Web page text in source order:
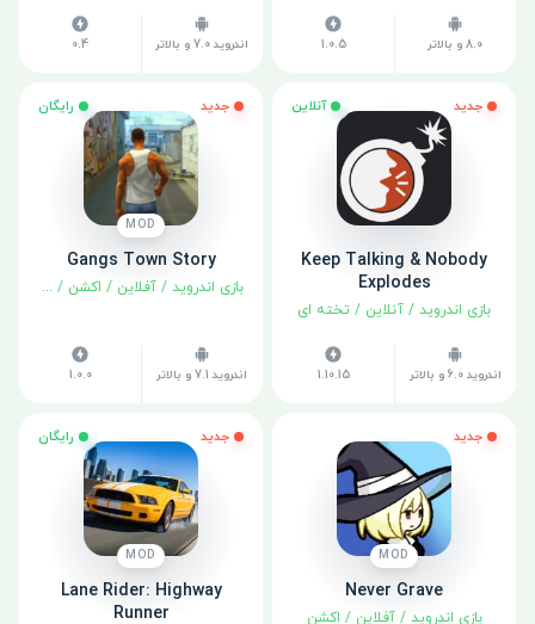
8.0 و بالاتر 1.0.5 اندروید 7.0 و بالاتر 0.4
جدید آنلاین
Keep Talking & Nobody
Explodes
بازی اندروید / آنلاین / تخته ای
اندروید 6.0 و بالاتر 1.10.15
جدید رایگان
MOD
Gangs Town Story
بازی اندروید / آفلاین / اکشن /
اندروید 7.1 و بالاتر 1.0.0
جدید
MOD
Never Grave
بازی اندروید /آفلاین / اکشن
جدید رایگان
MOD
Lane Rider: Highway
Runner